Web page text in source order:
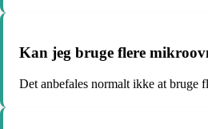
Kan jeg bruge flere
Det anbefales normalt ikke at bruge